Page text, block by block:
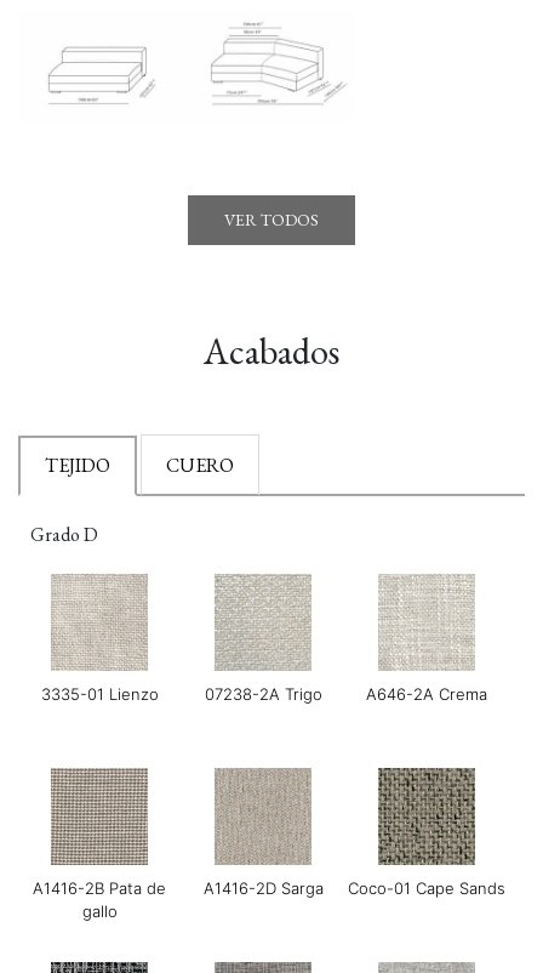
VER TODOS
Acabados
TEJIDO CUERO
Grado D
3335-01 Lienzo 07238-2A Trigo A646-2A Crema
A1416-2B Pata de
gallo
A1416-2D Sarga Coco-01 Cape Sands